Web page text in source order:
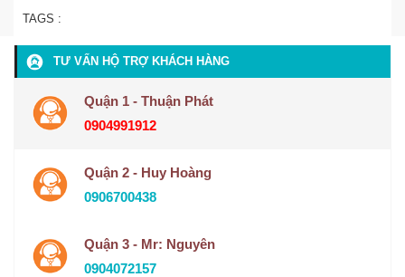
TAGS :
TƯ VẤN HỘ TRỢ KHÁCH HÀNG
Quận 1 - Thuận Phát
0904991912
Quận 2 - Huy Hoàng
0906700438
Quận 3 - Mr: Nguyên
0904072157